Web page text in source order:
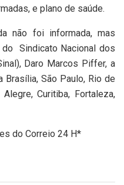
e plano de saúde.
não foi informada, mas
Sindicato Nacional dos
Daro Marcos Piffer, a
Brasília, São Paulo, Rio de
Curitiba, Fortaleza,
do Correio 24 H*